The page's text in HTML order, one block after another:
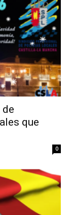
que
0